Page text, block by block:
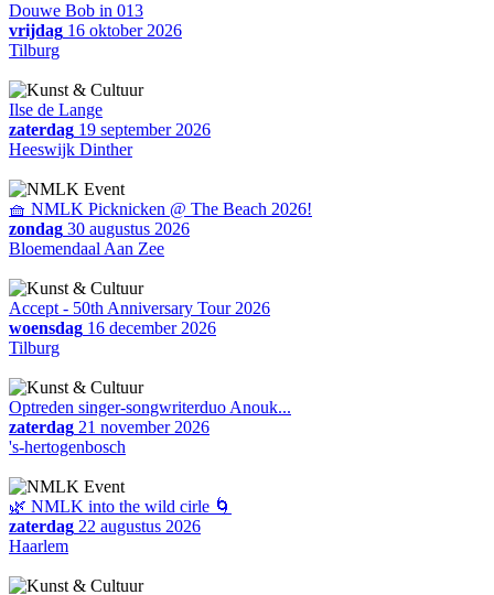
Douwe Bob in 013
vrijdag 16 oktober 2026
Tilburg
Ilse de Lange
zaterdag 19 september 2026
Heeswijk Dinther
🧺 NMLK Picknicken @ The Beach 2026!
zondag 30 augustus 2026
Bloemendaal Aan Zee
Accept - 50th Anniversary Tour 2026
woensdag 16 december 2026
Tilburg
Optreden singer-songwriterduo Anouk...
zaterdag 21 november 2026
's-hertogenbosch
🌿 NMLK into the wild cirle 🌀
zaterdag 22 augustus 2026
Haarlem